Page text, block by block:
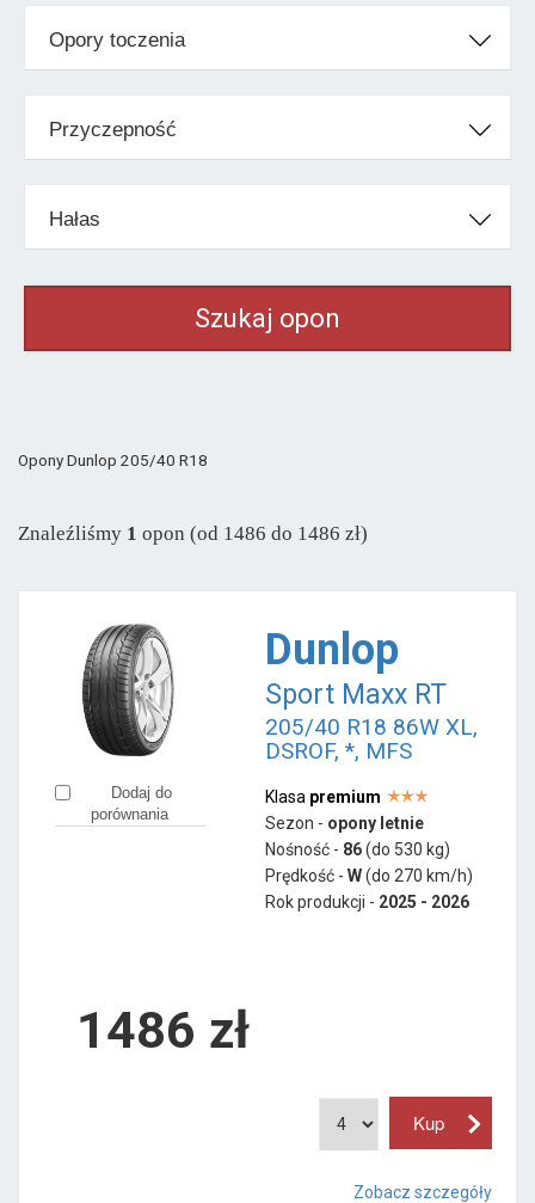
Klasa ekonomiczna
Barum od 408 zł
Nexen
Pozostałe marki
Ceat od 316 zł
Gripmax od 328 zł
od 385 zł
Opory toczenia
Przyczepność
Hałas
Opony Dunlop 205/40 R18
Znaleźliśmy 1 opon (od 1486 do 1486 zł)
Dodaj do
porównania
Dunlop
Sport Maxx RT
205/40 R18 86W XL,
DSROF, *, MFS
Klasa premium
Sezon - opony letnie
Nośność - 86(do 530 kg)
Prędkość - W(do 270 km/h)
Rok produkcji - 2025 - 2026
1486 zł
Zobacz szczegóły